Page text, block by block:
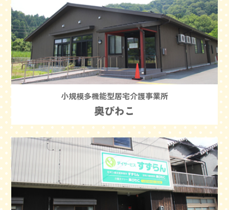
小規模多機能型居宅介護事業所
奥びわこ